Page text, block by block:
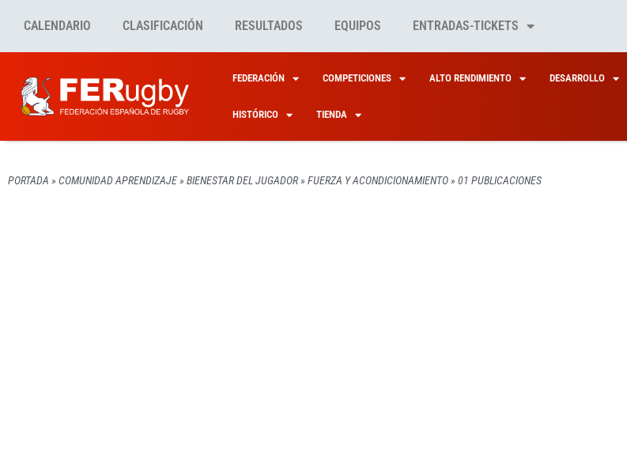
CALENDARIO CLASIFICACIÓN RESULTADOS EQUIPOS ENTRADAS-TICKETS
FEDERACIÓN COMPETICIONES ALTO RENDIMIENTO DESARROLLO
HISTÓRICO TIENDA
PORTADA » COMUNIDAD APRENDIZAJE» BIENESTAR DEL JUGADOR» FUERZA Y ACONDICIONAMIENTO» 01 PUBLICACIONES